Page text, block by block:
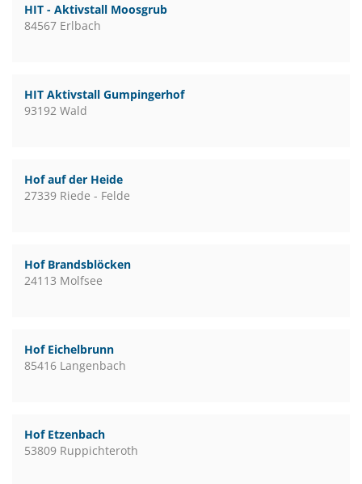
HIT - Aktivstall Moosgrub
84567 Erlbach
HIT Aktivstall Gumpingerhof
93192 Wald
Hof auf der Heide
27339 Riede - Felde
Hof Brandsblöcken
24113 Molfsee
Hof Eichelbrunn
85416 Langenbach
Hof Etzenbach
53809 Ruppichteroth